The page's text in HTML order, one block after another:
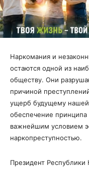
Наркомания и
остаются одной из
обществу. Они
причиной
ущерб будущему
обеспечение принципа
важнейшим условием
наркопреступностью.
Президент